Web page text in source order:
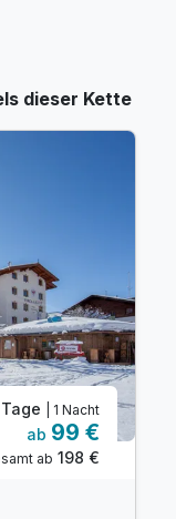
dieser Kette
| 1 Nacht
ab 99 €
ab 198 €